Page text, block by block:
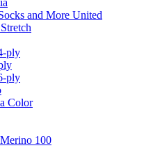
and More United
ply
ply
Color
100